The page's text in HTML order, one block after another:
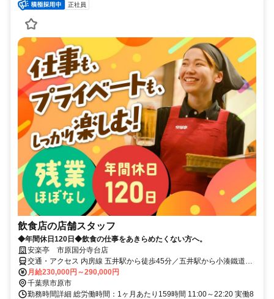
正社員
飲食店の店舗スタッフ
◆年間休日120日◆飲食の仕事をあきらめたくない方へ。
安楽亭 市原国分寺台店
交通・アクセス 内房線 五井駅から徒歩45分／五井駅から小湊鐵道バ
スで12分／八幡宿駅から小湊鐵道バスで22分／五井駅から自転車で
12分
月給230,000円～290,000円
千葉県市原市
勤務時間詳細 総労働時間：1ヶ月あたり159時間 11:00～22:20 実働8